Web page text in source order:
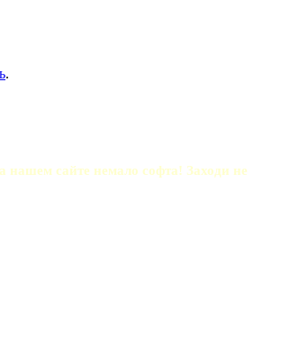
.
нашем сайте немало софта! Заходи не